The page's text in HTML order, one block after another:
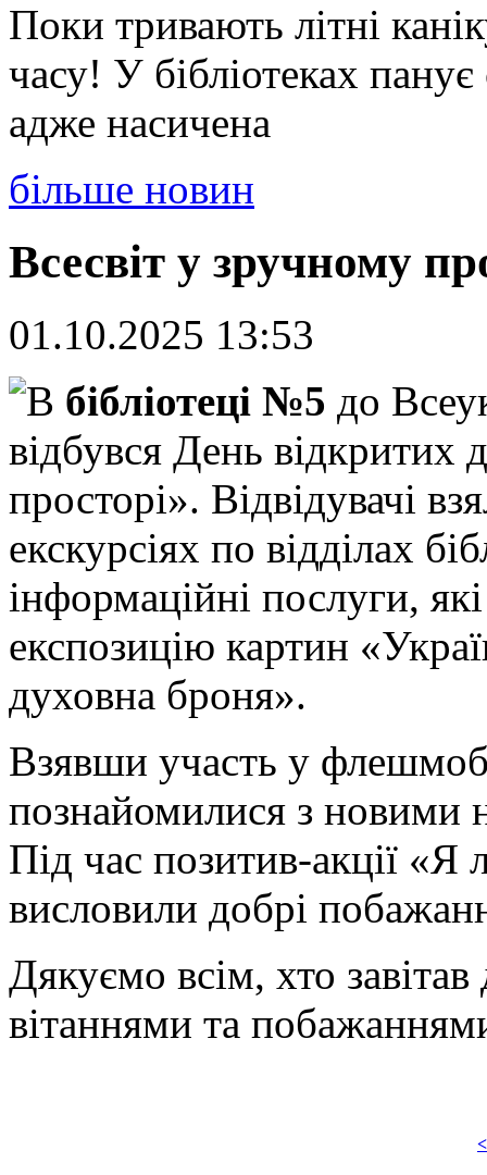
Поки тривають літні
часу! У бібліотеках
адже насичена
більше новин
Всесвіт у зручному
01.10.2025 13:53
В бібліотеці №5 до
відбувся День відкритих
просторі». Відвідувачі
екскурсіях по відділах
інформаційні послуги,
експозицію картин
духовна броня».
Взявши участь у
познайомилися з новими
Під час позитив-акції «Я
висловили добрі
Дякуємо всім, хто
вітаннями та